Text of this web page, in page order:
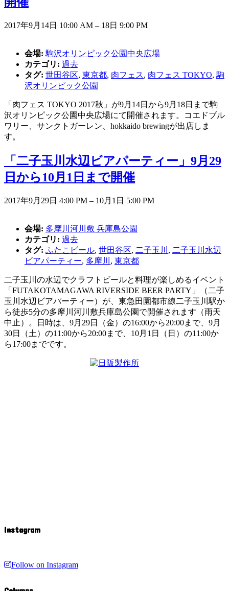
2017年9月14日 10:00 AM – 18日 9:00 PM
会場: 駒沢オリンピック公園中央広場
カテゴリ: 過去
タグ: 世田谷区, 東京都, 肉フェス, 肉フェス TOKYO, 駒
沢オリンピック公園
「肉フェス TOKYO 2017秋」が9月14日から9月18日まで駒
沢オリンピック公園中央広場にて開催されます。コエドブル
ワリー、サンクトガーレン、hokkaido brewingが出店しま
す。
「二子玉川水辺ビアパーティー」9月29
日から10月1日まで開催
2017年9月29日 4:00 PM – 10月1日 5:00 PM
会場: 多摩川河川敷 兵庫島公園
カテゴリ: 過去
タグ: ふたこビール, 世田谷区, 二子玉川 , 二子玉川水辺
ビアパーティー, 多摩川 , 東京都
二子玉川の水辺でクラフトビールと料理が楽しめるイベント
「FUTAKOTAMAGAWA RIVERSIDE BEER PARTY」（二子
玉川水辺ビアパーティー）が、東急田園都市線二子玉川駅か
ら徒歩5分の多摩川河川敷兵庫島公園で開催されます（雨天
中止）。日時は、9月29日（金）の16:00から20:00まで、9月
30日（土）の11:00から20:00まで、10月1日（日）の11:00か
ら17:00までです。
Instagram
Follow on Instagram